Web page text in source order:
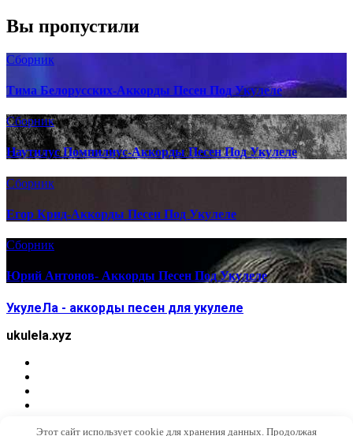
Вы пропустили
Сборник
Тима Белорусских-Аккорды Песен Под Укулеле
Сборник
Наутилус Помпилиус-Аккорды Песен Под Укулеле
Сборник
Егор Крид-Аккорды Песен Под Укулеле
Сборник
Юрий Антонов- Аккорды Песен Под Укулеле
УкулеЛа - аккорды песен для укулеле
ukulela.xyz
Этот сайт использует cookie для хранения данных. Продолжая